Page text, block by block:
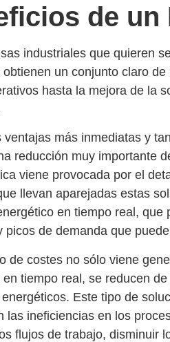
de un
industriales que quieren
obtienen un conjunto claro
hasta la mejora de la
ventajas más inmediatas y
reducción muy importante
viene provocada por el
llevan aparejadas estas
en tiempo real, que
picos de demanda que
de costes no sólo viene
tiempo real, se reducen
Este tipo de
las ineficiencias en los
flujos de trabajo, disminuir